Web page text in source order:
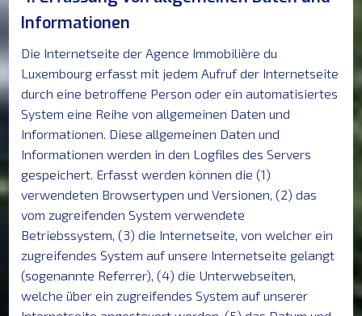
Informationen
Die Internetseite der Agence Immobilière du
Luxembourg erfasst mit jedem Aufruf der Internetseite
durch eine betroffene Person oder ein automatisiertes
System eine Reihe von allgemeinen Daten und
Informationen. Diese allgemeinen Daten und
Informationen werden in den Logfiles des Servers
gespeichert. Erfasst werden können die (1)
verwendeten Browsertypen und Versionen, (2) das
vom zugreifenden System verwendete
Betriebssystem, (3) die Internetseite, von welcher ein
zugreifendes System auf unsere Internetseite gelangt
(sogenannte Referrer), (4) die Unterwebseiten,
welche über ein zugreifendes System auf unserer